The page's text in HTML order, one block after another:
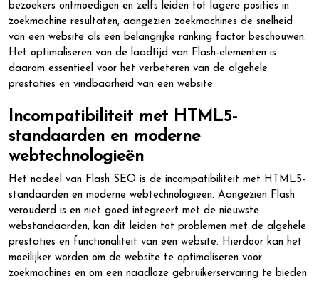
bezoekers ontmoedigen en zelfs leiden tot lagere posities in
zoekmachine resultaten, aangezien zoekmachines de snelheid
van een website als een belangrijke ranking factor beschouwen.
Het optimaliseren van de laadtijd van Flash-elementen is
daarom essentieel voor het verbeteren van de algehele
prestaties en vindbaarheid van een website.
Incompatibiliteit met HTML5-
standaarden en moderne
webtechnologieën
Het nadeel van Flash SEO is de incompatibiliteit met HTML5-
standaarden en moderne webtechnologieën. Aangezien Flash
verouderd is en niet goed integreert met de nieuwste
webstandaarden, kan dit leiden tot problemen met de algehele
prestaties en functionaliteit van een website. Hierdoor kan het
moeilijker worden om de website te optimaliseren voor
zoekmachines en om een naadloze gebruikerservaring te bieden